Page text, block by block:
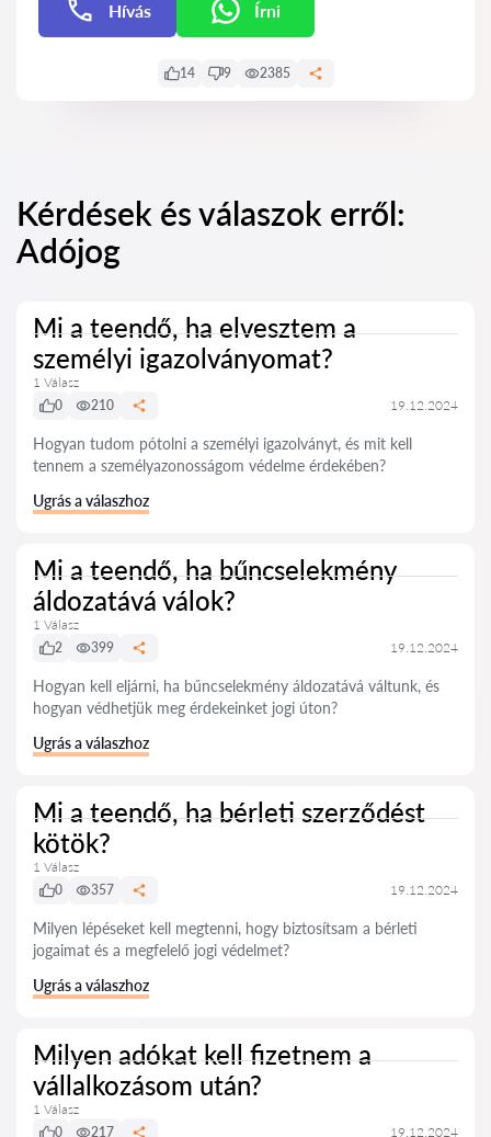
Hívás Írni
14 9 2385
Kérdések és válaszok erről:
Adójog
Mi a teendő, ha elvesztem a
személyi igazolványomat?
1 Válasz
0
210 19.12.2024
Hogyan tudom pótolni a személyi igazolványt, és mit kell
tennem a személyazonosságom védelme érdekében?
Ugrás a válaszhoz
Mi a teendő, ha bűncselekmény
áldozatává válok?
1 Válasz
2
399 19.12.2024
Hogyan kell eljárni, ha bűncselekmény áldozatává váltunk, és
hogyan védhetjük meg érdekeinket jogi úton?
Ugrás a válaszhoz
Mi a teendő, ha bérleti szerződést
kötök?
1 Válasz
0
357 19.12.2024
Milyen lépéseket kell megtenni, hogy biztosítsam a bérleti
jogaimat és a megfelelő jogi védelmet?
Ugrás a válaszhoz
Milyen adókat kell fizetnem a
vállalkozásom után?
1 Válasz
0
217 19.12.2024